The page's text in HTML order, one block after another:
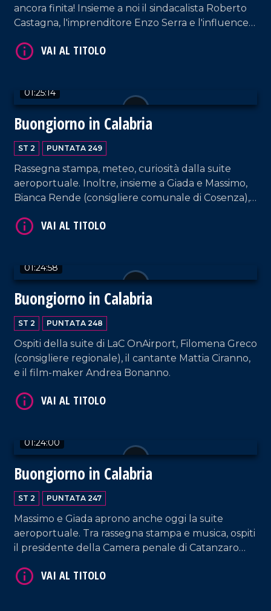
ancora finita! Insieme a noi il sindacalista Roberto
Castagna, l'imprenditore Enzo Serra e l'influencer
01:25:14
Buongiorno in Calabria
ST 2 PUNTATA 249
Rassegna stampa, meteo, curiosità dalla suite
aeroportuale. Inoltre, insieme a Giada e Massimo,
Bianca Rende (consigliere comunale di Cosenza),
Paviglianiti.
01:24:58
Buongiorno in Calabria
ST 2 PUNTATA 248
Ospiti della suite di LaC OnAirport, Filomena Greco
(consigliere regionale), il cantante Mattia Ciranno,
e il film-maker Andrea Bonanno.
01:24:00
Buongiorno in Calabria
ST 2 PUNTATA 247
Massimo e Giada aprono anche oggi la suite
aeroportuale. Tra rassegna stampa e musica, ospiti
il presidente della Camera penale di Catanzaro
procuratore della Repubblica a Catanzaro e
VAI AL TITOLO
VAI AL TITOLO
VAI AL TITOLO
VAI AL TITOLO